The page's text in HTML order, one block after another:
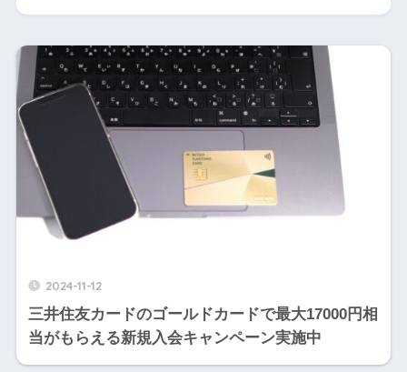
2024-11-12
三井住友カードのゴールドカードで最大17000円相
当がもらえる新規入会キャンペーン実施中